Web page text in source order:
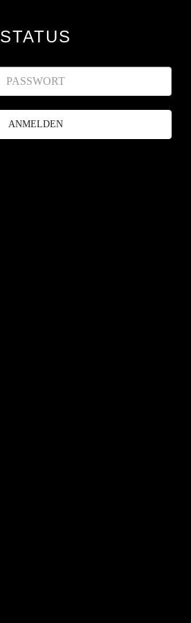
STATUS
ANMELDEN